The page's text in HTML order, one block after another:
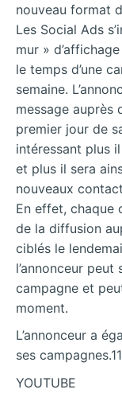
nouveau format
Les Social Ads
mur »
le temps d’une
semaine.
message auprès
premier jour de
intéressant plus
et plus il sera
nouveaux
En effet, chaque
de la diffusion
ciblés le
l’annonceur
campagne et
moment.
L’annonceur a
ses campagnes.11
YOUTUBE